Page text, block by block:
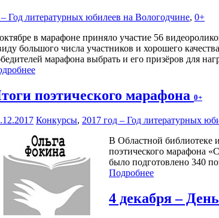
– Год литературных юбилеев на Вологодчине, 0+
в марафоне приняло участие 56
большого числа участников и хорошего
марафона выбрать и его призёров для
поэтического марафона 0+
Конкурсы, 2017 год – Год литературных
В Областной библиотеке
поэтического марафона
было подготовлено 340
Подробнее
4 декабря –